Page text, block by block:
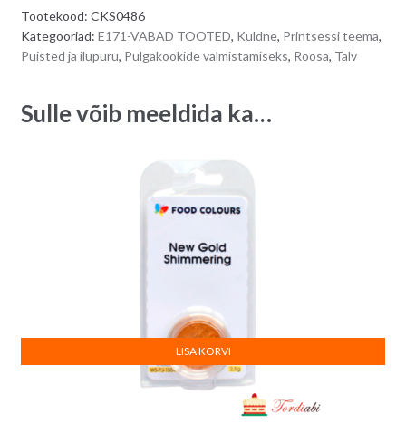
-
100
i
Tootekood: CKS0486
Kategooriad: E171-VABAD TOOTED, Kuldne, Printsessi teema,
Puisted ja ilupuru, Pulgakookide valmistamiseks, Roosa, Talv
Sulle võib meeldida ka…
LISA KORVI